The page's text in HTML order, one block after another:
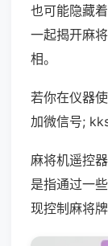
也可能隐藏
一起揭开麻
相。
若你在仪器
加微信号;
麻将机遥控
是指通过一
现控制麻将